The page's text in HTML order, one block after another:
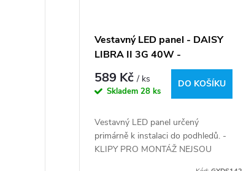
Vestavný LED panel - DAISY
LIBRA II 3G 40W -
4000/4890lm - denní bílá
589 Kč/ ks
Skladem 28 ks
DO KOŠÍKU
Vestavný LED panel určený
primárně k instalaci do podhledů. -
KLIPY PRO MONTÁŽ NEJSOU